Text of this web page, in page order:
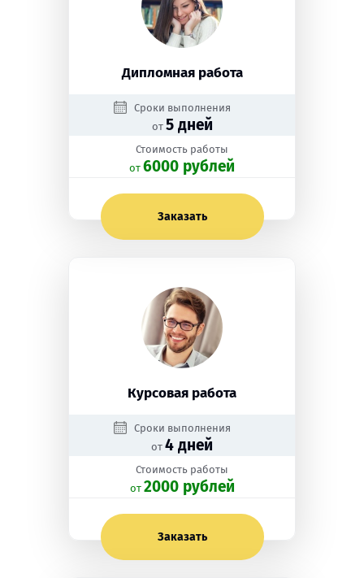
Дипломная работа
Сроки выполнения
от 5 дней
Стоимость работы
oт 6000 рублей
Заказать
Курсовая работа
Сроки выполнения
от 4 дней
Стоимость работы
oт 2000 рублей
Заказать